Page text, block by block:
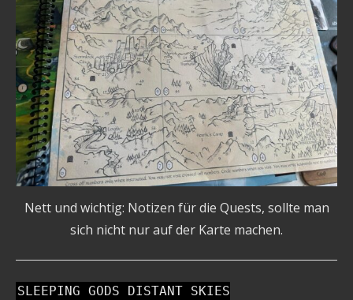
Nett und wichtig: Notizen für die Quests, sollte man
sich nicht nur auf der Karte machen.
SLEEPING GODS DISTANT SKIES